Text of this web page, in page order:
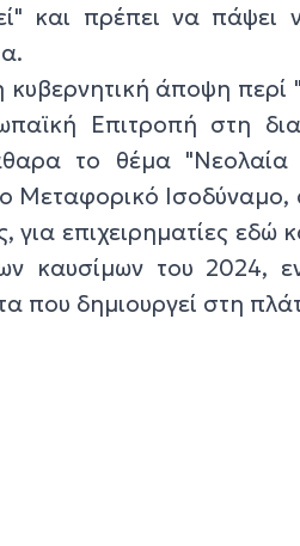
και πρέπει να πάψει
κυβερνητική άποψη
Επιτροπή στη
το θέμα "Νεολαία
Μεταφορικό
για επιχειρηματίες
καυσίμων του 2024,
που δημιουργεί στη